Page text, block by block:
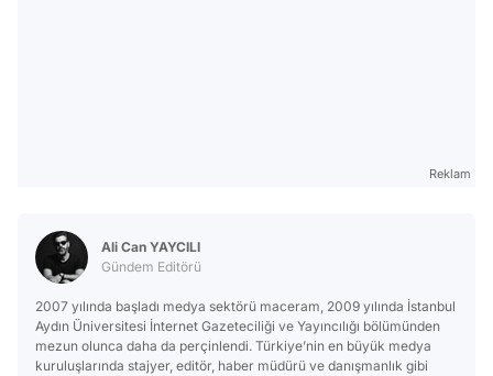
Reklam
Ali Can YAYCILI
Gündem Editörü
2007 yılında başladı medya sektörü maceram, 2009 yılında İstanbul
Aydın Üniversitesi İnternet Gazeteciliği ve Yayıncılığı bölümünden
mezun olunca daha da perçinlendi. Türkiye’nin en büyük medya
kuruluşlarında stajyer, editör, haber müdürü ve danışmanlık gibi